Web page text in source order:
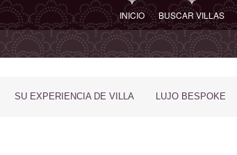
INICIO BUSCAR VILLAS
SU EXPERIENCIA DE VILLA LUJO BESPOKE